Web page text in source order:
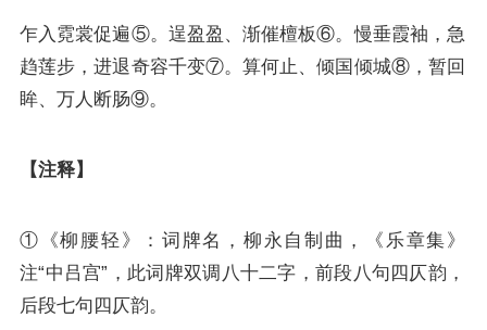
乍入霓裳促遍⑤。逞盈盈、渐催檀板⑥。慢垂霞袖，急
趋莲步，进退奇容千变⑦。算何止、倾国倾城⑧，暂回
眸、万人断肠⑨。
【注释】
①《柳腰轻》：词牌名，柳永自制曲，《乐章集》
注“中吕宫”，此词牌双调八十二字，前段八句四仄韵，
后段七句四仄韵。